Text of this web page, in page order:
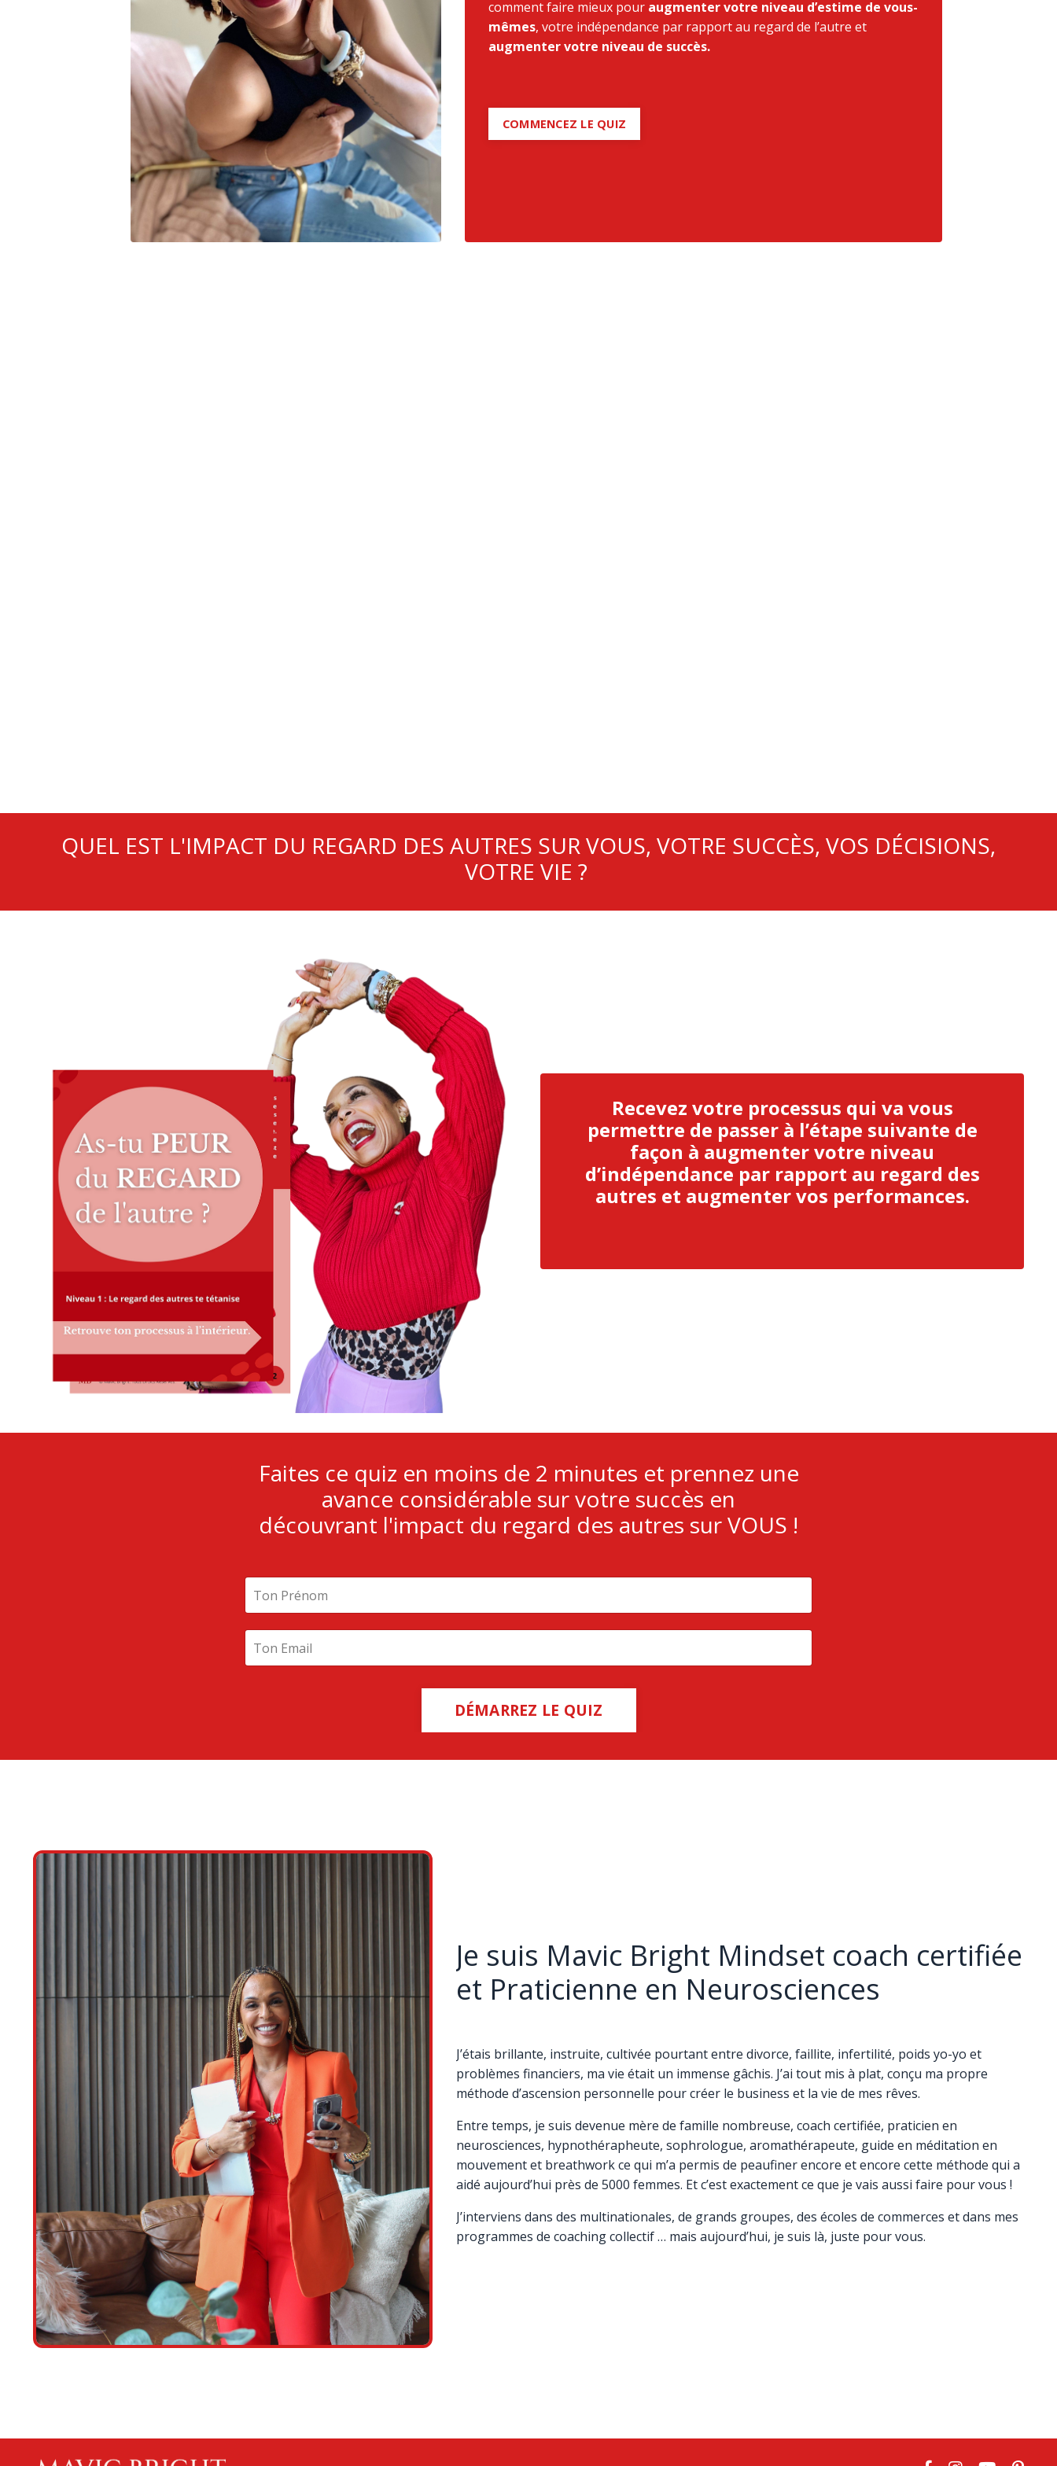
comment faire mieux pour augmenter votre niveau d’estime de vous-
mêmes, votre indépendance par rapport au regard de l’autre et
augmenter votre niveau de succès.
COMMENCEZ LE QUIZ
QUEL EST L'IMPACT DU REGARD DES AUTRES SUR VOUS, VOTRE SUCCÈS, VOS DÉCISIONS,
VOTRE VIE ?
Recevez votre processus qui va vous
permettre de passer à l’étape suivante de
façon à augmenter votre niveau
d’indépendance par rapport au regard des
autres et augmenter vos performances.
Faites ce quiz en moins de 2 minutes et prennez une
avance considérable sur votre succès en
découvrant l'impact du regard des autres sur VOUS !
DÉMARREZ LE QUIZ
Je suis Mavic Bright Mindset coach certifiée
et Praticienne en Neurosciences
J’étais brillante, instruite, cultivée pourtant entre divorce, faillite, infertilité, poids yo-yo et
problèmes financiers, ma vie était un immense gâchis. J’ai tout mis à plat, conçu ma propre
méthode d’ascension personnelle pour créer le business et la vie de mes rêves.
Entre temps, je suis devenue mère de famille nombreuse, coach certifiée, praticien en
neurosciences, hypnothérapheute, sophrologue, aromathérapeute, guide en méditation en
mouvement et breathwork ce qui m’a permis de peaufiner encore et encore cette méthode qui a
aidé aujourd’hui près de 5000 femmes. Et c’est exactement ce que je vais aussi faire pour vous !
J’interviens dans des multinationales, de grands groupes, des écoles de commerces et dans mes
programmes de coaching collectif … mais aujourd’hui, je suis là, juste pour vous.